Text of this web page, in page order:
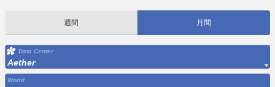
週間 月間
Data Center
Aether
World